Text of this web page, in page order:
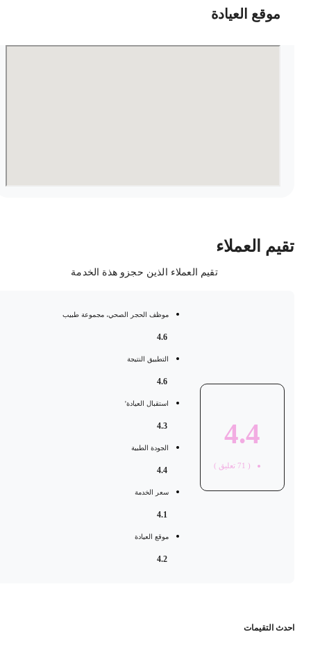
موقع العيادة
العملاء
تقيم العملاء الذين حجزو هذة الخدمة
4.4
71 تعليق )
موظف الحجر الصحي، مجموعة طبيب
التطبيق النتيجة
استقبال العيادة'
الجودة الطبية
سعر الخدمة
موقع العيادة
التقيمات